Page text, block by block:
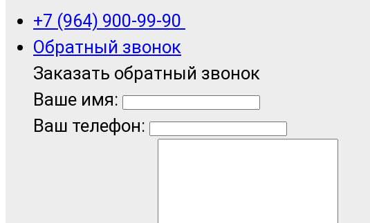
+7 (964) 900-99-90
Обратный звонок
Заказать обратный звонок
Ваше имя:
Ваш телефон: